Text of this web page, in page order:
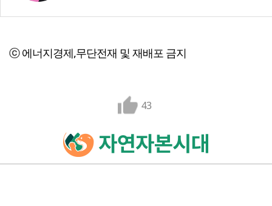
ⓒ 에너지경제,무단전재 및 재배포 금지
43